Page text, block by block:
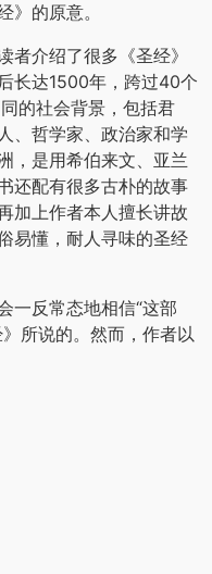
的原意。
者介绍了很多《圣经》
长达1500年，跨过40个
的社会背景，包括君
、哲学家、政治家和学
，是用希伯来文、亚兰
还配有很多古朴的故事
加上作者本人擅长讲故
易懂，耐人寻味的圣经
一反常态地相信“这部
所说的。然而，作者以